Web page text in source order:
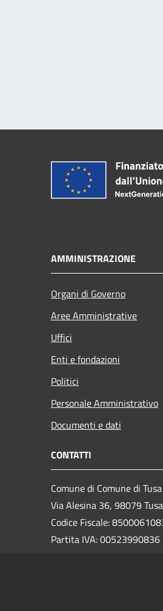
AMMINISTRAZIONE
Organi di Governo
Aree Amministrative
Uffici
Enti e fondazioni
Politici
Personale Amministrativo
Documenti e dati
CONTATTI
Comune di Comune di Tusa
Via Alesina 36, 98079
Codice Fiscale:
Partita IVA: 00523990836